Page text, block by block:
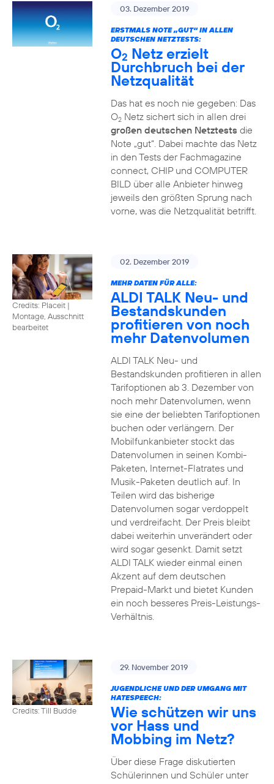
03. Dezember 2019
ERSTMALS NOTE „GUT“ IN ALLEN
DEUTSCHEN NETZTESTS:
O2 Netz erzielt
Durchbruch bei der
Netzqualität
Das hat es noch nie gegeben: Das
O2Netz sichert sich in allen drei
großen deutschen Netztests die
Note „gut“. Dabei machte das Netz
in den Tests der Fachmagazine
connect, CHIP und COMPUTER
BILD über alle Anbieter hinweg
jeweils den größten Sprung nach
vorne, was die Netzqualität betrifft.
Credits: Placeit |
Montage, Ausschnitt
bearbeitet
02. Dezember 2019
MEHR DATEN FÜR ALLE:
ALDI TALK Neu- und
Bestandskunden
profitieren von noch
mehr Datenvolumen
ALDI TALK Neu- und
Bestandskunden profitieren in allen
Tarifoptionen ab 3. Dezember von
noch mehr Datenvolumen, wenn
sie eine der beliebten Tarifoptionen
buchen oder verlängern. Der
Mobilfunkanbieter stockt das
Datenvolumen in seinen Kombi-
Paketen, Internet-Flatrates und
Musik-Paketen deutlich auf. In
Teilen wird das bisherige
Datenvolumen sogar verdoppelt
und verdreifacht. Der Preis bleibt
dabei weiterhin unverändert oder
wird sogar gesenkt. Damit setzt
ALDI TALK wieder einmal einen
Akzent auf dem deutschen
Prepaid-Markt und bietet Kunden
ein noch besseres Preis-Leistungs-
Verhältnis.
Credits: Till Budde
29. November 2019
JUGENDLICHE UND DER UMGANG MIT
HATESPEECH:
Wie schützen wir uns
vor Hass und
Mobbing im Netz?
Über diese Frage diskutierten
Schülerinnen und Schüler unter